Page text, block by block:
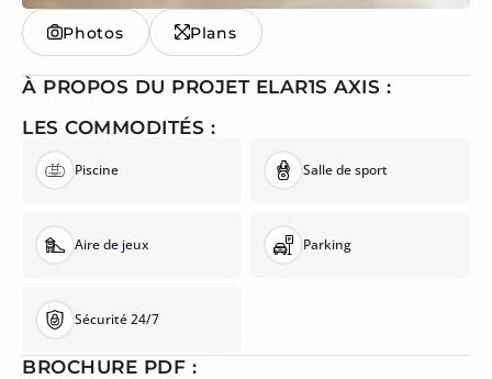
Photos Plans
À PROPOS DU PROJET ELAR1S AXIS :
LES COMMODITÉS :
Piscine Salle de sport
Aire de jeux Parking
Sécurité 24/7
BROCHURE PDF :